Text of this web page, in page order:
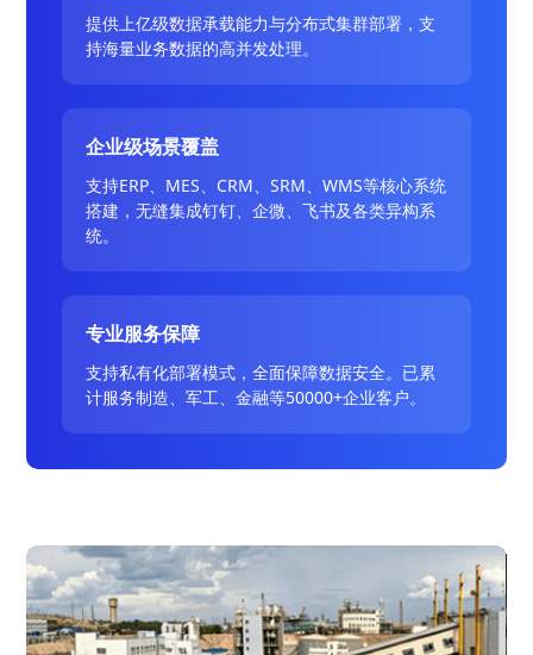
提供上亿级数据承载能力与分布式集群部署，支
持海量业务数据的高并发处理。
企业级场景覆盖
支持ERP、MES、CRM、SRM、WMS等核心系统
搭建，无缝集成钉钉、企微、飞书及各类异构系
统。
专业服务保障
支持私有化部署模式，全面保障数据安全。已累
计服务制造、军工、金融等50000+企业客户。